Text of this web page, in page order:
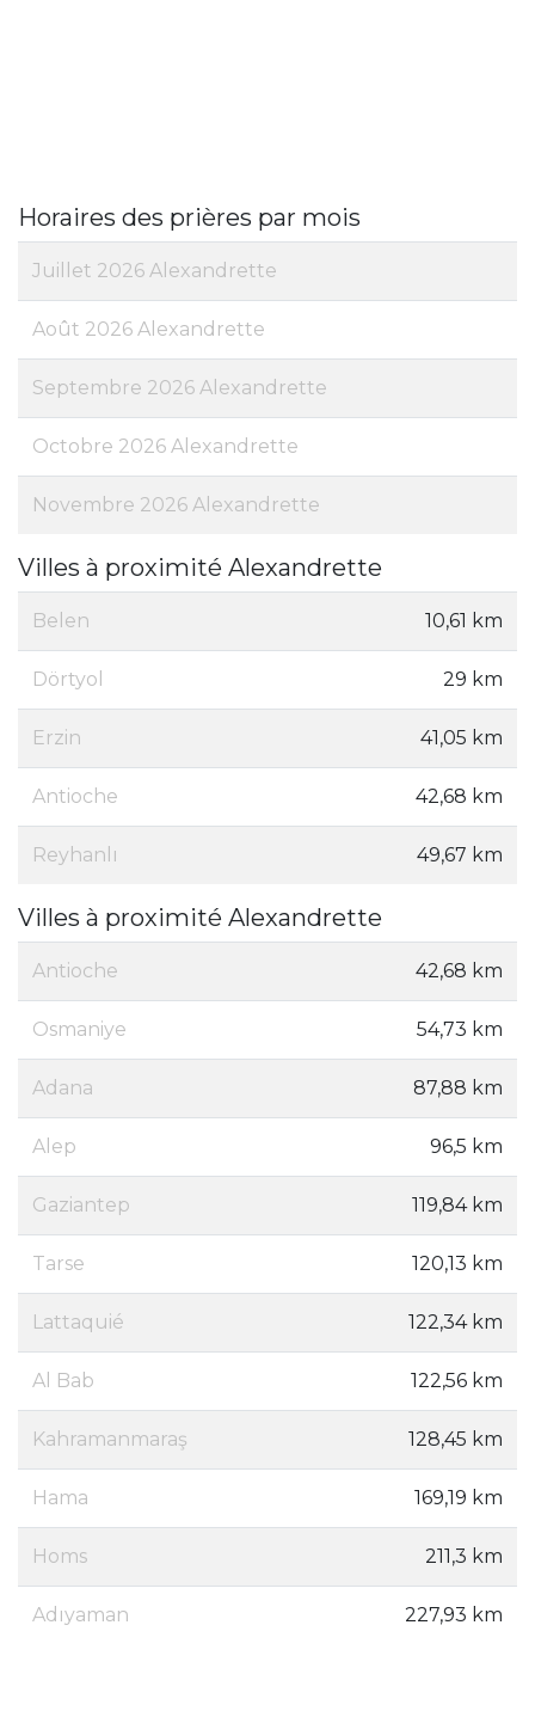
Horaires des prières par mois
Juillet 2026 Alexandrette
Août 2026 Alexandrette
Septembre 2026 Alexandrette
Octobre 2026 Alexandrette
Novembre 2026 Alexandrette
Villes à proximité Alexandrette
Belen 10,61 km
Dörtyol 29 km
Erzin 41,05 km
Antioche 42,68 km
Reyhanlı 49,67 km
Villes à proximité Alexandrette
Antioche 42,68 km
Osmaniye 54,73 km
Adana 87,88 km
Alep 96,5 km
Gaziantep 119,84 km
Tarse 120,13 km
Lattaquié 122,34 km
Al Bab 122,56 km
Kahramanmaraş 128,45 km
Hama 169,19 km
Homs 211,3 km
Adıyaman 227,93 km